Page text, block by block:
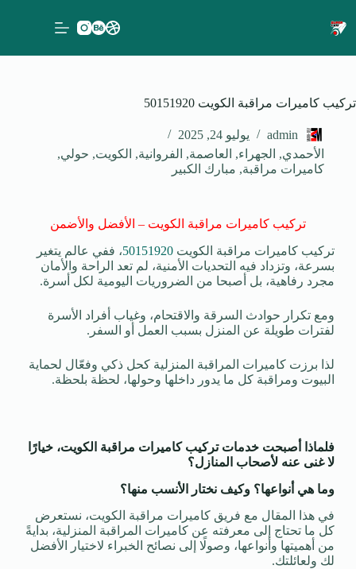
تركيب كاميرات مراقبة الكويت 50151920
admin
يوليو 24, 2025
الأحمدي, الجهراء, العاصمة, الفروانية, الكويت, حولي,
كاميرات مراقبة, مبارك الكبير
تركيب كاميرات مراقبة الكويت – الأفضل والأضمن
تركيب كاميرات مراقبة الكويت 50151920، ففي عالم يتغير
بسرعة، وتزداد فيه التحديات الأمنية، لم تعد الراحة والأمان
مجرد رفاهية، بل أصبحا من الضروريات اليومية لكل أسرة.
ومع تكرار حوادث السرقة والاقتحام، وغياب أفراد الأسرة
لفترات طويلة عن المنزل بسبب العمل أو السفر.
لذا برزت كاميرات المراقبة المنزلية كحل ذكي وفعّال لحماية
البيوت ومراقبة كل ما يدور داخلها وحولها، لحظة بلحظة.
فلماذا أصبحت خدمات تركيب كاميرات مراقبة الكويت، خيارًا
لا غنى عنه لأصحاب المنازل؟
وما هي أنواعها؟ وكيف نختار الأنسب منها؟
في هذا المقال مع فريق كاميرات مراقبة الكويت، نستعرض
كل ما تحتاج إلى معرفته عن كاميرات المراقبة المنزلية، بدايةً
من أهميتها وأنواعها، وصولًا إلى نصائح الخبراء لاختيار الأفضل
لك ولعائلتك.